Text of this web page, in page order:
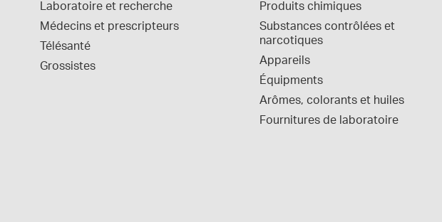
Laboratoire et recherche
Médecins et prescripteurs
Télésanté
Grossistes
Produits chimiques
Substances contrôlées et
narcotiques
Appareils
Équipments
Arômes, colorants et huiles
Fournitures de laboratoire